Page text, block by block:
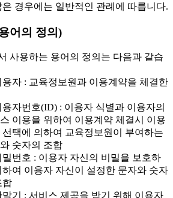
은 경우에는 일반적인 관례에 따릅니다.
어의 정의)
사용하는 용어의 정의는 다음과 같습
자 : 교육정보원과 이용계약을 체결한
자번호(ID) : 이용자 식별과 이용자의
이용을 위하여 이용계약 체결시 이용
선택에 의하여 교육정보원이 부여하는
숫자의 조합
번호 : 이용자 자신의 비밀을 보호하
하여 이용자 자신이 설정한 문자와 숫자
합
기 : 서비스 제공을 받기 위해 이용자